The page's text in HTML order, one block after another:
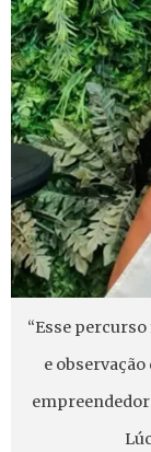
“Esse
e